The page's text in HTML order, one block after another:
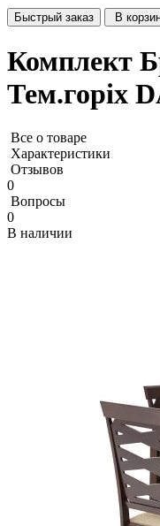
Быстрый заказ В
Комплект
Тем.горіх
Все о товаре
Характеристики
Отзывов
0
Вопросы
0
В наличии